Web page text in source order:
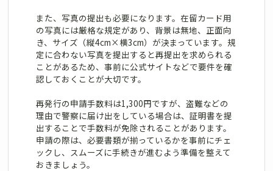
また、写真の提出も必要になります。在留カード用
の写真には厳格な規定があり、背景は無地、正面向
き、サイズ（縦4cm×横3cm）が決まっています。規
定に合わない写真を提出すると再提出を求められる
ことがあるため、事前に公式サイトなどで要件を確
認しておくことが大切です。
再発行の申請手数料は1,300円ですが、盗難などの
理由で警察に届け出をしている場合は、証明書を提
出することで手数料が免除されることがあります。
申請の際は、必要書類が揃っているかを事前にチェ
ックし、スムーズに手続きが進むよう準備を整えて
おきましょう。